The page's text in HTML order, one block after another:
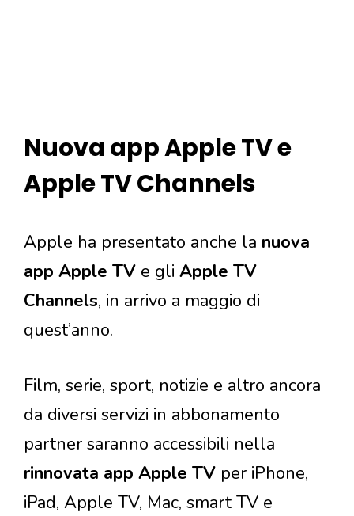
Nuova app Apple TV e
Apple TV Channels
Apple ha presentato anche la nuova
app Apple TV e gli Apple TV
Channels, in arrivo a maggio di
quest’anno.
Film, serie, sport, notizie e altro ancora
da diversi servizi in abbonamento
partner saranno accessibili nella
rinnovata app Apple TV per iPhone,
iPad, Apple TV, Mac, smart TV e